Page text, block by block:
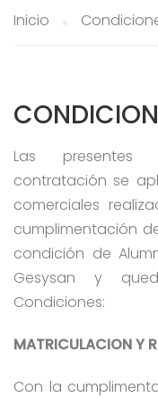
Inicio
Las presentes
contratación se
comerciales
cumplimentación
condición de
Gesysan y
Condiciones:
MATRICULACION Y
Con la